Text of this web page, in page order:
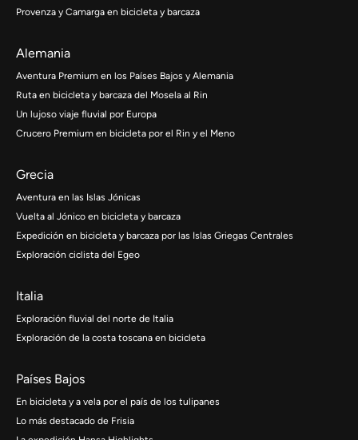
Provenza y Camarga en bicicleta y barcaza
Alemania
Aventura Premium en los Países Bajos y Alemania
Ruta en bicicleta y barcaza del Mosela al Rin
Un lujoso viaje fluvial por Europa
Crucero Premium en bicicleta por el Rin y el Meno
Grecia
Aventura en las Islas Jónicas
Vuelta al Jónico en bicicleta y barcaza
Expedición en bicicleta y barcaza por las Islas Griegas Centrales
Exploración ciclista del Egeo
Italia
Exploración fluvial del norte de Italia
Exploración de la costa toscana en bicicleta
Países Bajos
En bicicleta y a vela por el país de los tulipanes
Lo más destacado de Frisia